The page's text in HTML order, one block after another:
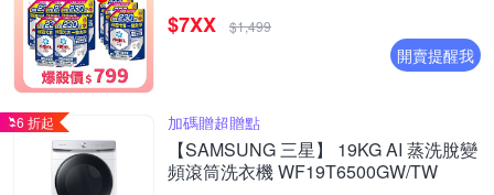
$7XX $1,499
開賣提醒我
6 折起 加碼贈超贈點
【SAMSUNG 三星】 19KG AI 蒸洗脫變
頻滾筒洗衣機 WF19T6500GW/TW